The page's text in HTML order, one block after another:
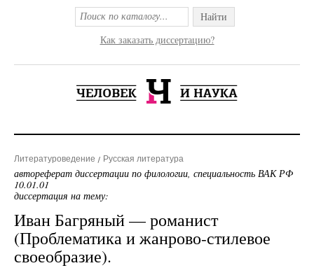
Найти
Как заказать диссертацию?
Литературоведение Русская литература
автореферат диссертации по филологии, специальность ВАК РФ
10.01.01
диссертация на тему:
Иван Багряный — романист
(Проблематика и жанрово-стилевое
своеобразие).